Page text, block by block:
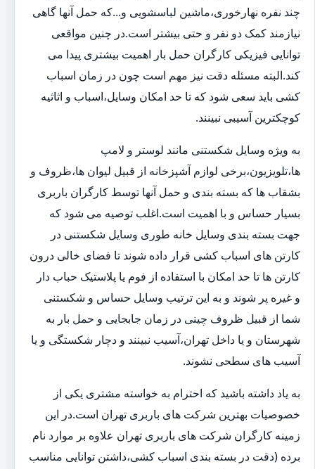
چند نفره نهارخوری،ماشین لباسشویی و...که حمل آنها گاهی
نیازمند کمک دو نفر و حتی بیشتر است.در چنین مواقعی
توانایی فیزیکی کارگران حمل بار اهمیت بیشتری پیدا می
کند.البته مسئله دقت نیز مهم است چون در زمان اسباب
کشی باید سعی شود که تا حد امکان وسایل،اسباب و اثاثیه
کوچکترین آسیبی نبینند.
به ویژه وسایل شکستنی مانند لوستر و لامپ
ها،تلویزیون،برخی لوازم آشپزخانه از قبیل لیوان ها،ظروف و
بشقاب ها که بسته بندی و حمل آنها توسط کارگران باربری
بسیار حساس و با اهمیت است.اغلب توصیه می شود که
جهت بسته بندی وسایل خانه طوری وسایل شکستنی در
کارتن های اسباب کشی قرار داده شوند تا فضای خالی درون
کارتن ها تا حد امکان با استفاده از فوم یا پلاستیک حباب دار
و غیره پر شوند و به این ترتیب وسایل حساس و شکستنی
شما از قبیل ظروف چینی در زمان جابجایی و حمل بار به
شهرستان و یا داخل تهران،آسیب نبینند و دچار شکستگی و یا
آسیب های سطحی نشوند.
به یاد داشته باشید که احترام به خواسته مشتری یکی از
خصوصیات بهترین شرکت های باربری تهران است.در این
زمینه کارگران شرکت های باربری تهران علاوه بر موارد نام
برده (دقت در بسته بندی اسباب کشی،داشتن توانایی مناسب